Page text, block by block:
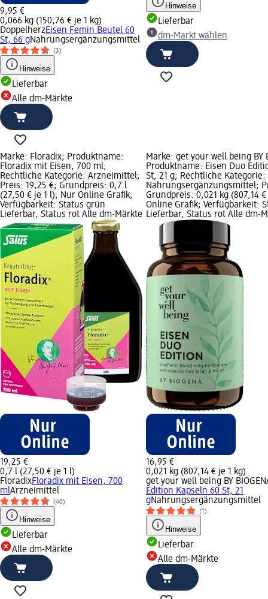
9,95 €
0,066 kg (150,76 € je 1 kg)
DoppelherzEisen Femin Beutel 60
St, 66 gNahrungsergänzungsmittel
(3)
Hinweise
Lieferbar
Alle dm-Märkte
Hinweise
Lieferbar
dm-Markt wählen
Marke: Floradix; Produktname:
Floradix mit Eisen, 700 ml;
Rechtliche Kategorie: Arzneimittel;
Preis: 19,25 €; Grundpreis: 0,7 l
(27,50 € je 1 l); Nur Online Grafik;
Verfügbarkeit: Status grün
Lieferbar, Status rot Alle dm-Märkte
19,25 €
0,7 l (27,50 € je 1 l)
FloradixFloradix mit Eisen, 700
mlArzneimittel
(40)
Hinweise
Lieferbar
Alle dm-Märkte
Marke: get your well being BY
Produktname: Eisen Duo
St, 21 g; Rechtliche Kategorie:
Nahrungsergänzungsmittel;
Grundpreis: 0,021 kg (807,14
Online Grafik; Verfügbarkeit:
Lieferbar, Status rot Alle dm-
16,95 €
0,021 kg (807,14 € je 1 kg)
get your well being BY
Edition Kapseln 60 St, 21
gNahrungsergänzungsmittel
(1)
Hinweise
Lieferbar
Alle dm-Märkte